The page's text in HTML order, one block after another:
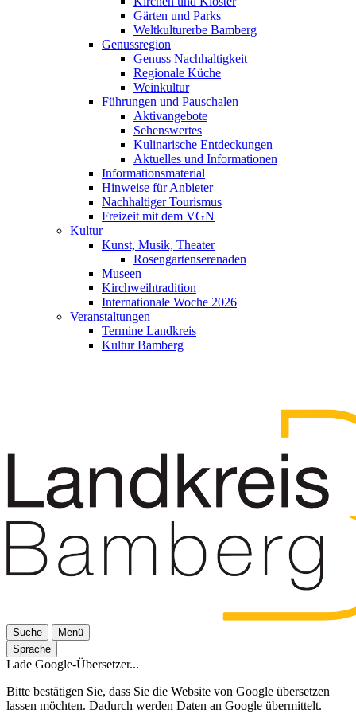
Gärten und Parks
Weltkulturerbe Bamberg
Genussregion
Genuss Nachhaltigkeit
Regionale Küche
Weinkultur
Führungen und Pauschalen
Aktivangebote
Sehenswertes
Kulinarische Entdeckungen
Aktuelles und Informationen
Informationsmaterial
Hinweise für Anbieter
Nachhaltiger Tourismus
Freizeit mit dem VGN
Kultur
Kunst, Musik, Theater
Rosengartenserenaden
Museen
Kirchweihtradition
Internationale Woche 2026
Veranstaltungen
Termine Landkreis
Kultur Bamberg
Suche
Menü
Sprache
Lade Google-Übersetzer...
Bitte bestätigen Sie, dass Sie die Website von Google übersetzen
lassen möchten. Dadurch werden Daten an Google übermittelt.